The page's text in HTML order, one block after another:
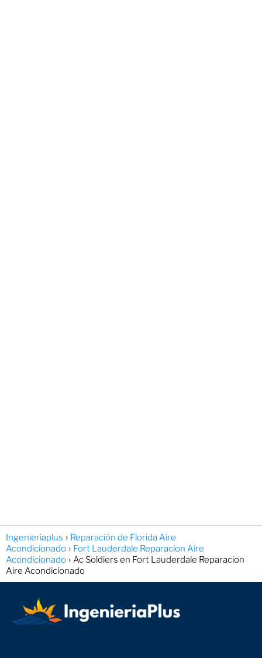
Ingenieriaplus
Reparación de Florida Aire
Acondicionado
Fort Lauderdale Reparacion Aire
Acondicionado
Ac Soldiers en Fort Lauderdale Reparacion
Aire Acondicionado